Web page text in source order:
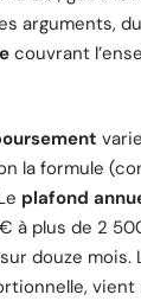
arguments,
couvrant
la formule
plafond
à plus de 2
douze mois.